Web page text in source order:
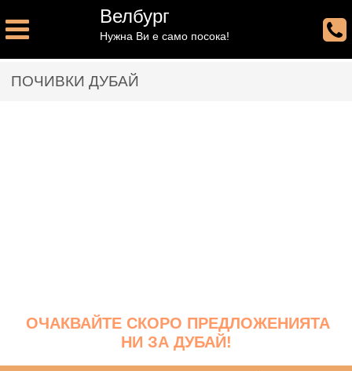
Велбург
Нужна Ви е само посока!
ПОЧИВКИ ДУБАЙ
ОЧАКВАЙТЕ СКОРО ПРЕДЛОЖЕНИЯТА
НИ ЗА ДУБАЙ!